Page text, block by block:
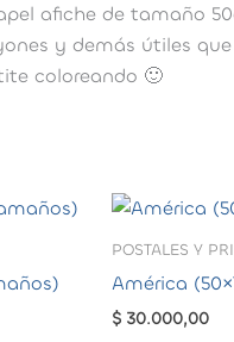
afiche de tamaño
y demás útiles
coloreando 🙂
POSTALES Y
América
$ 30.000,00